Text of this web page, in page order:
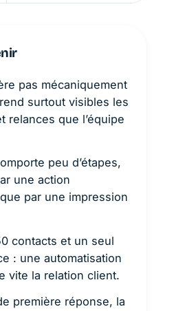
pas mécaniquement
surtout visibles les
relances que l’équipe
peu d’étapes,
une action
par une impression
contacts et un seul
: une automatisation
vite la relation client.
première réponse, la